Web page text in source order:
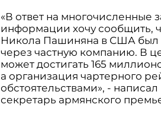
«В ответ на многочисленные
информации хочу сообщить,
Никола Пашиняна в США был
через частную компанию. В
может достигать 165
а организация чартерного
обстоятельствами», -
секретарь армянского